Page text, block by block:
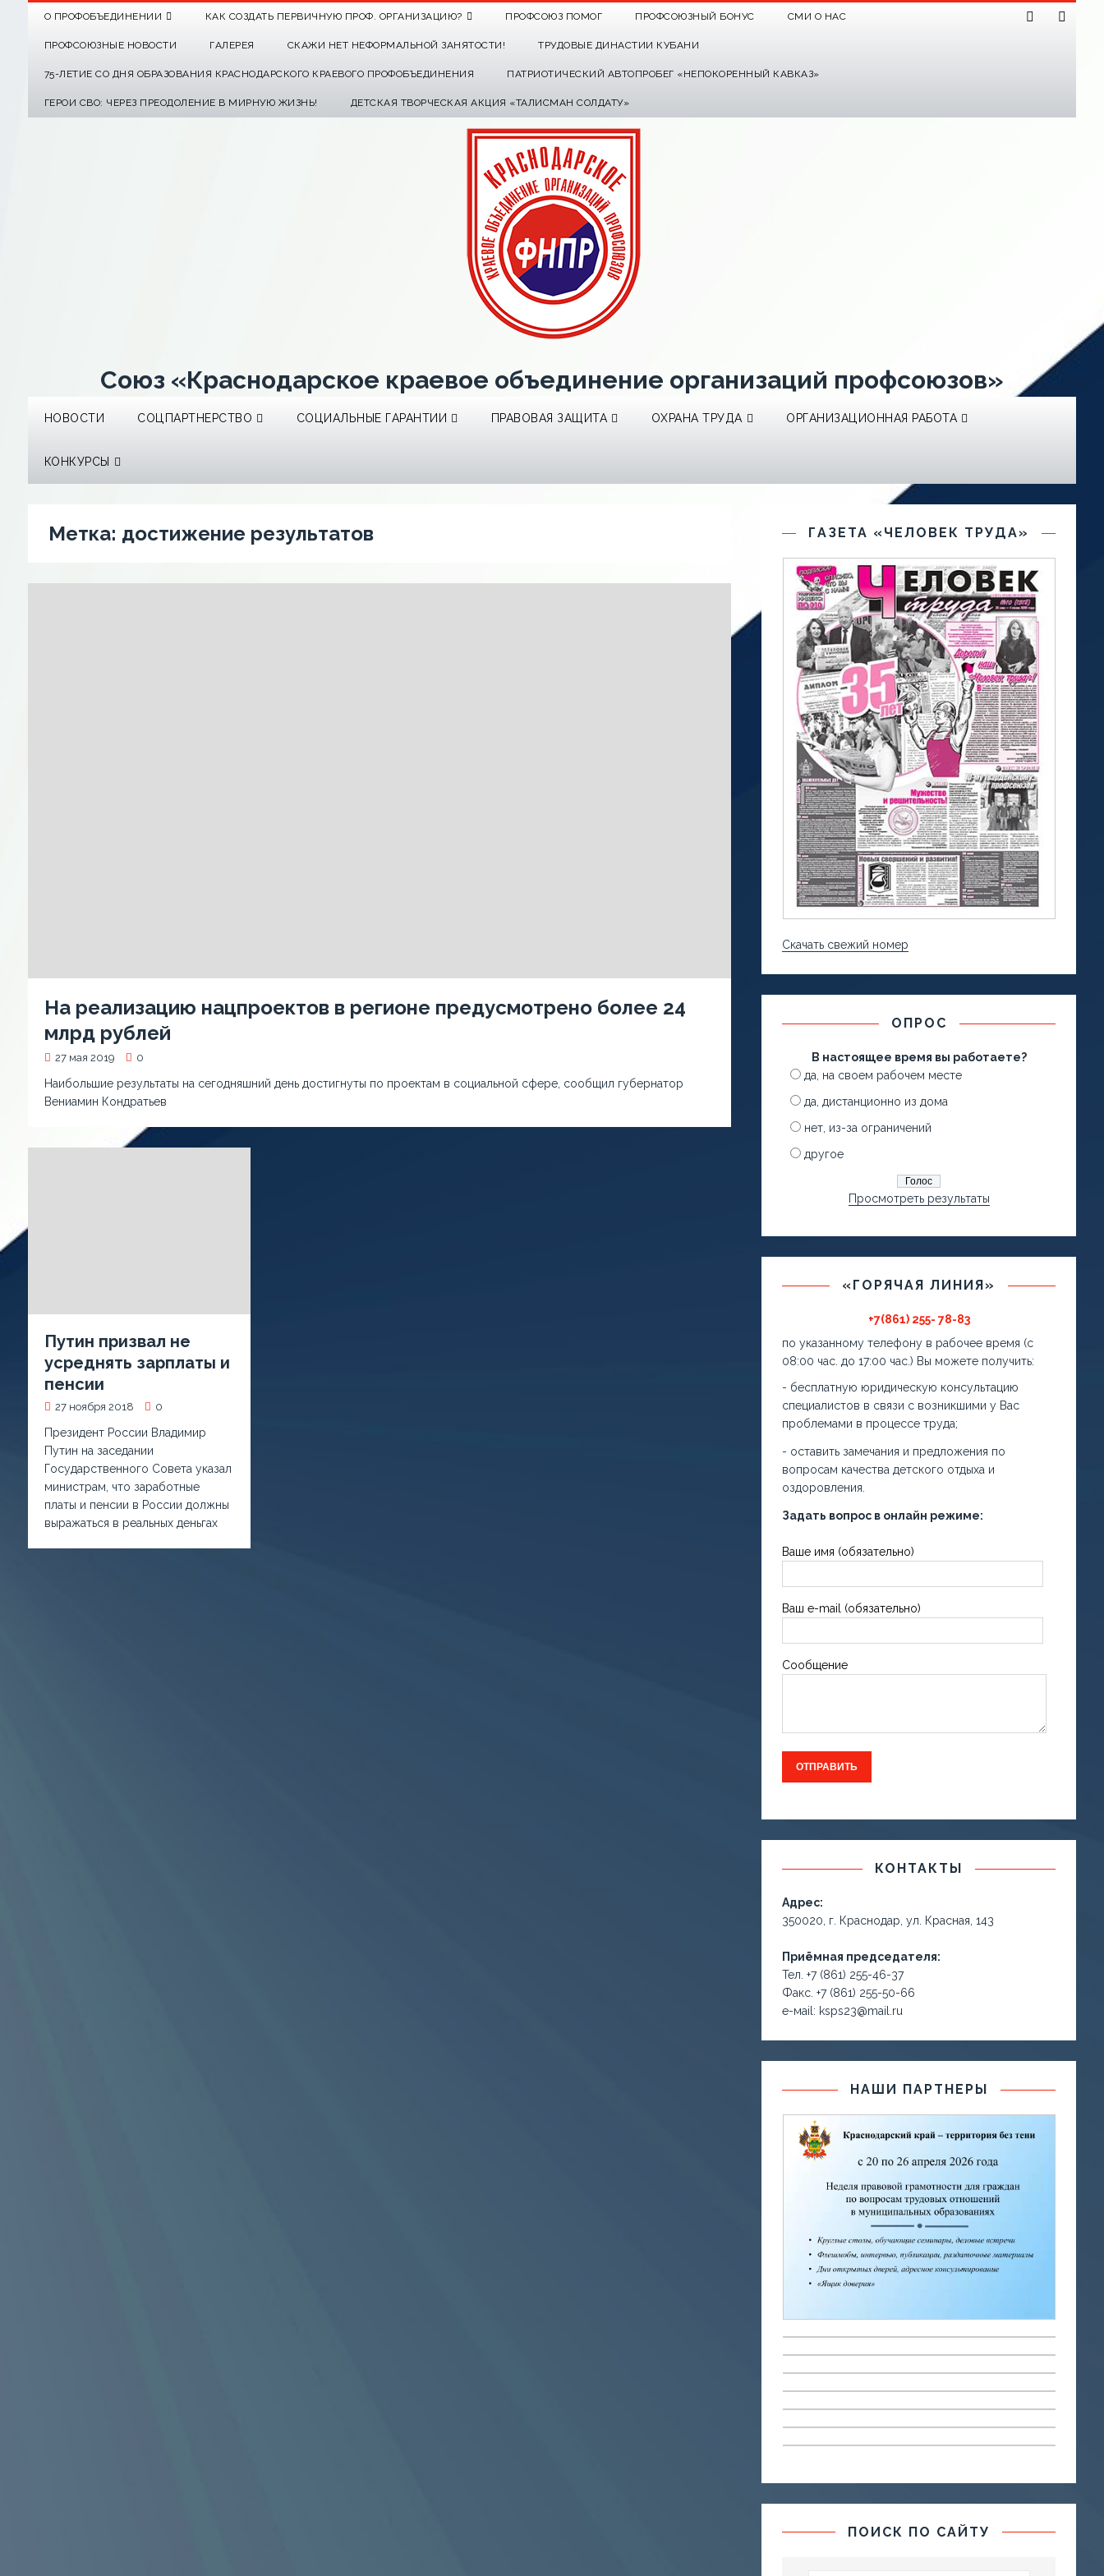
О ПРОФОБЪЕДИНЕНИИ КАК СОЗДАТЬ ПЕРВИЧНУЮ ПРОФ. ОРГАНИЗАЦИЮ? ПРОФСОЮЗ ПОМОГ ПРОФСОЮЗНЫЙ БОНУС СМИ О НАС
ПРОФСОЮЗНЫЕ НОВОСТИ ГАЛЕРЕЯ СКАЖИ НЕТ НЕФОРМАЛЬНОЙ ЗАНЯТОСТИ! ТРУДОВЫЕ ДИНАСТИИ КУБАНИ
75-ЛЕТИЕ СО ДНЯ ОБРАЗОВАНИЯ КРАСНОДАРСКОГО КРАЕВОГО ПРОФОБЪЕДИНЕНИЯ ПАТРИОТИЧЕСКИЙ АВТОПРОБЕГ «НЕПОКОРЕННЫЙ КАВКАЗ»
ГЕРОИ СВО: ЧЕРЕЗ ПРЕОДОЛЕНИЕ В МИРНУЮ ЖИЗНЬ! ДЕТСКАЯ ТВОРЧЕСКАЯ АКЦИЯ «ТАЛИСМАН СОЛДАТУ»
Союз «Краснодарское краевое объединение организаций профсоюзов»
НОВОСТИ СОЦПАРТНЕРСТВО СОЦИАЛЬНЫЕ ГАРАНТИИ ПРАВОВАЯ ЗАЩИТА ОХРАНА ТРУДА ОРГАНИЗАЦИОННАЯ РАБОТА
КОНКУРСЫ
Метка: достижение результатов
На реализацию нацпроектов в регионе предусмотрено более 24
млрд рублей
27 мая 2019 0
Наибольшие результаты на сегодняшний день достигнуты по проектам в социальной сфере, сообщил губернатор
Вениамин Кондратьев
Путин призвал не
усреднять зарплаты и
пенсии
27 ноября 2018 0
Президент России Владимир
Путин на заседании
Государственного Совета указал
министрам, что заработные
платы и пенсии в России должны
выражаться в реальных деньгах
ГАЗЕТА «ЧЕЛОВЕК ТРУДА»
Скачать свежий номер
ОПРОС
В настоящее время вы работаете?
да, на своем рабочем месте
да, дистанционно из дома
нет, из-за ограничений
другое
Просмотреть результаты
«ГОРЯЧАЯ ЛИНИЯ»
+7(861) 255- 78-83
по указанному телефону в рабочее время (с
08:00 час. до 17:00 час.) Вы можете получить:
- бесплатную юридическую консультацию
специалистов в связи с возникшими у Вас
проблемами в процессе труда;
- оставить замечания и предложения по
вопросам качества детского отдыха и
оздоровления.
Задать вопрос в онлайн режиме:
Ваше имя (обязательно)
Ваш e-mail (обязательно)
Сообщение
КОНТАКТЫ
Адрес:
350020, г. Краснодар, ул. Красная, 143
Приёмная председателя:
Тел. +7 (861) 255-46-37
Факс. +7 (861) 255-50-66
е-маil: ksps23@mail.ru
НАШИ ПАРТНЕРЫ
ПОИСК ПО САЙТУ